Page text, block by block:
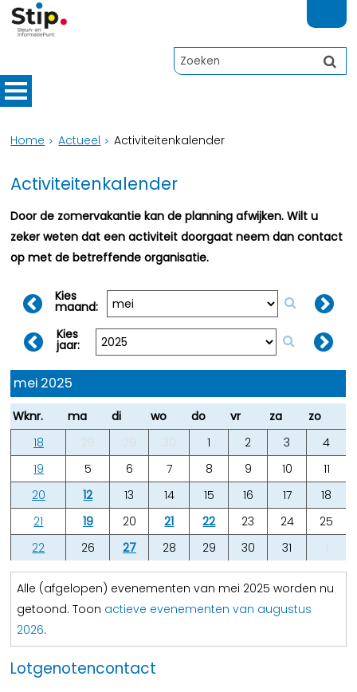
Home Actueel Activiteitenkalender
Activiteitenkalender
Door de zomervakantie kan de planning afwijken. Wilt u
zeker weten dat een activiteit doorgaat neem dan contact
op met de betreffende organisatie.
Kies
maand:
Kies
jaar:
mei 2025
Wknr. ma di wo do vr za
zo
18
28 29 30 1 2 3
4
19
5 6 7 8 9 10
11
20
12 13 14 15 16 17
18
21
19 20 21 22 23 24
25
22
26 27 28 29 30 31 1
Alle (afgelopen) evenementen van mei 2025 worden nu
getoond. Toon actieve evenementen van augustus
2026.
Lotgenotencontact